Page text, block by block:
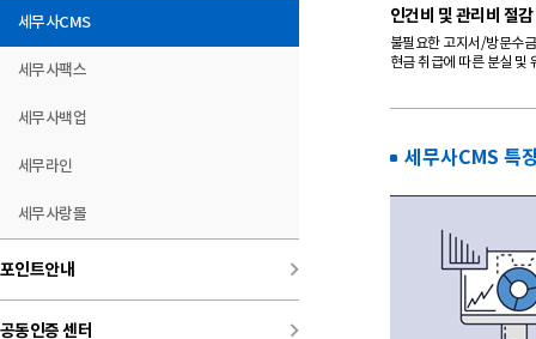
세무사CMS
세무사팩스
세무사백업
세무라인
세무사랑몰
포인트안내 keyboard_arrow_right
공동인증 센터 keyboard_arrow_right
인건비 및 관리비 절감
불필요한 고지서/방문수
현금 취급에 따른 분실 및
세무사CMS 특